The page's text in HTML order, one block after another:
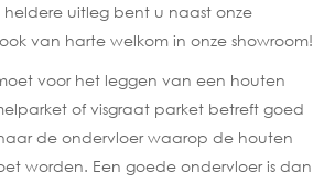
uitleg bent u naast onze
van harte welkom in onze showroom!
voor het leggen van een houten
of visgraat parket betreft goed
de ondervloer waarop de houten
worden. Een goede ondervloer is dan